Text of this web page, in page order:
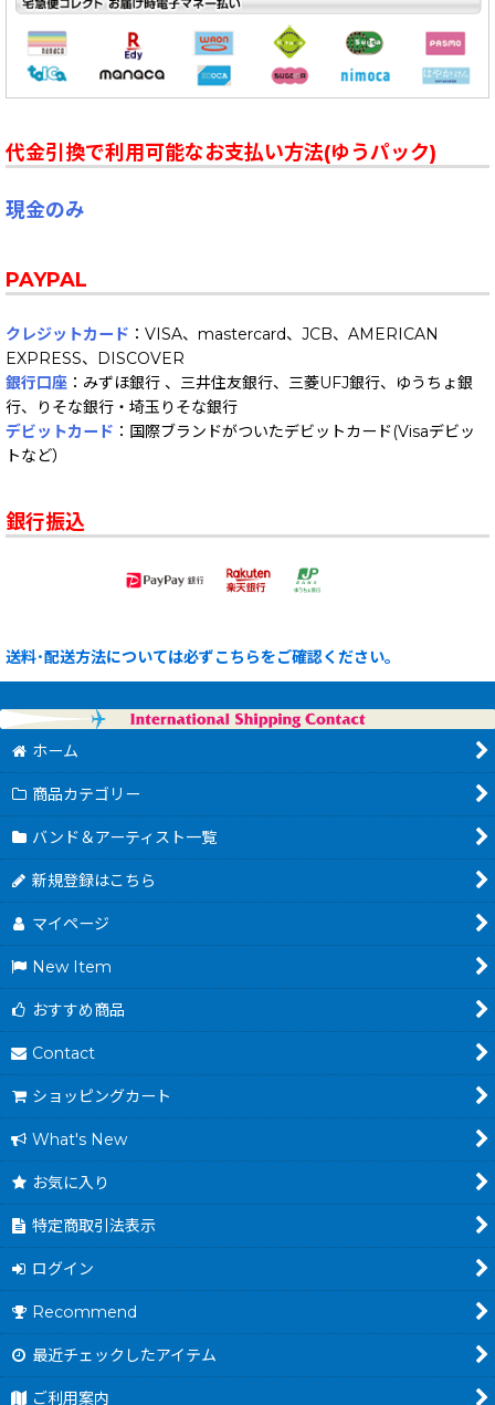
代金引換で利用可能なお支払い方法(ゆうパック)
現金のみ
PAYPAL
クレジットカード ：VISA、mastercard、JCB、AMERICAN
EXPRESS、DISCOVER
銀行口座 ：みずほ銀行 、三井住友銀行、三菱UFJ銀行、ゆうちょ銀
行、りそな銀行・埼玉りそな銀行
デビットカード ：国際ブランドがついたデビットカード(Visaデビッ
トなど）
銀行振込
送料･配送方法については必ずこちらをご確認ください。
ホーム
商品カテゴリー
バンド＆アーティスト一覧
新規登録はこちら
マイページ
New Item
おすすめ商品
Contact
ショッピングカート
What's New
お気に入り
特定商取引法表示
ログイン
Recommend
最近チェックしたアイテム
ご利用案内